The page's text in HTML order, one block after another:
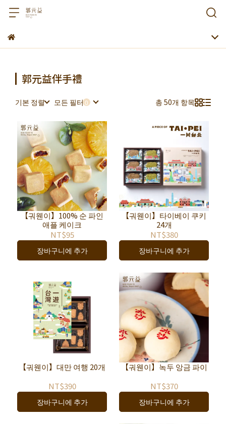
郭元益伴手禮
기본 정렬 모든 필터 총 50개 항목
【궈웬이】100% 순 파인
애플 케이크
NT$95
장바구니에 추가
【궈웬이】타이베이 쿠키
24개
NT$380
장바구니에 추가
【궈웬이】대만 여행 20개
NT$390
장바구니에 추가
【궈웬이】녹두 앙금 파이
NT$370
장바구니에 추가